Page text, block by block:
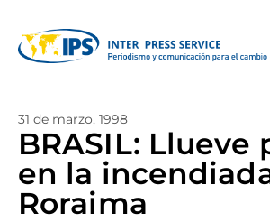
31 de marzo, 1998
BRASIL: Llueve
en la
Roraima